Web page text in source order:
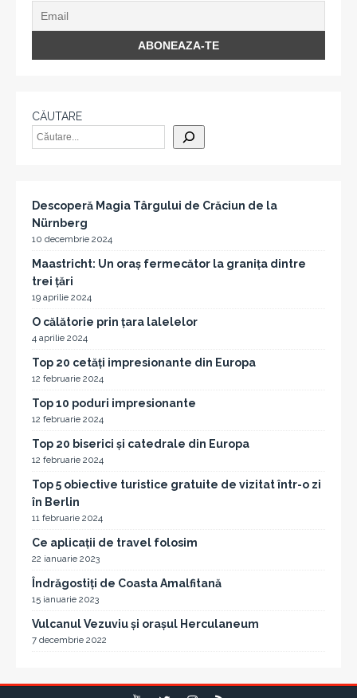
CĂUTARE
Descoperă Magia Târgului de Crăciun de la
Nürnberg
10 decembrie 2024
Maastricht: Un oraș fermecător la granița dintre
trei țări
19 aprilie 2024
O călătorie prin țara lalelelor
4 aprilie 2024
Top 20 cetăți impresionante din Europa
12 februarie 2024
Top 10 poduri impresionante
12 februarie 2024
Top 20 biserici și catedrale din Europa
12 februarie 2024
Top 5 obiective turistice gratuite de vizitat într-o zi
în Berlin
11 februarie 2024
Ce aplicații de travel folosim
22 ianuarie 2023
Îndrăgostiți de Coasta Amalfitană
15 ianuarie 2023
Vulcanul Vezuviu și orașul Herculaneum
7 decembrie 2022